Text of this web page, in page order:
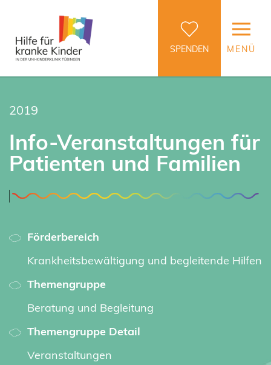
SPENDEN MENÜ
2019
Info-Veranstaltungen für
Patienten und Familien
Förderbereich
Krankheitsbewältigung und begleitende Hilfen
Themengruppe
Beratung und Begleitung
Themengruppe Detail
Veranstaltungen